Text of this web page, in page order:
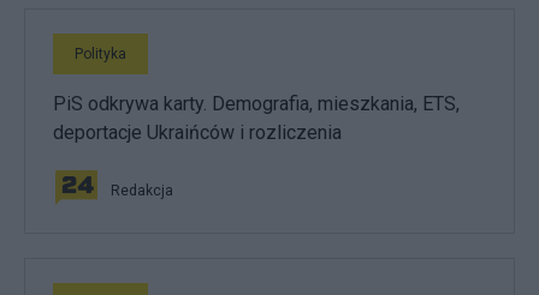
Polityka
PiS odkrywa karty. Demografia, mieszkania, ETS,
deportacje Ukraińców i rozliczenia
Redakcja